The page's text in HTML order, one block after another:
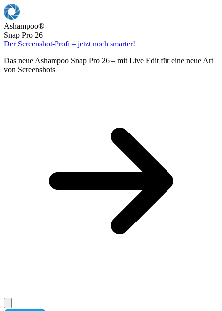
Ashampoo®
Snap Pro 26
Der Screenshot-Profi – jetzt noch smarter!
Das neue Ashampoo Snap Pro 26 – mit Live Edit für eine neue Art
von Screenshots